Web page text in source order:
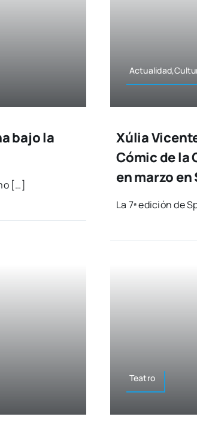
bajo la
[…]
Xúlia
Cómic de la
en marzo
La 7ª edi­ción de
Tea­tro